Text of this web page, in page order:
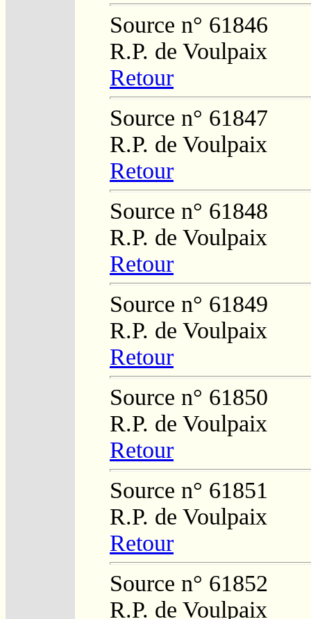
Source n° 61846
R.P. de Voulpaix
Retour
Source n° 61847
R.P. de Voulpaix
Retour
Source n° 61848
R.P. de Voulpaix
Retour
Source n° 61849
R.P. de Voulpaix
Retour
Source n° 61850
R.P. de Voulpaix
Retour
Source n° 61851
R.P. de Voulpaix
Retour
Source n° 61852
R.P. de Voulpaix